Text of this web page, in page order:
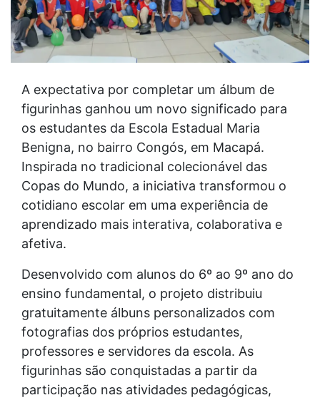
A expectativa por completar um álbum de
figurinhas ganhou um novo significado para
os estudantes da Escola Estadual Maria
Benigna, no bairro Congós, em Macapá.
Inspirada no tradicional colecionável das
Copas do Mundo, a iniciativa transformou o
cotidiano escolar em uma experiência de
aprendizado mais interativa, colaborativa e
afetiva.
Desenvolvido com alunos do 6º ao 9º ano do
ensino fundamental, o projeto distribuiu
gratuitamente álbuns personalizados com
fotografias dos próprios estudantes,
professores e servidores da escola. As
figurinhas são conquistadas a partir da
participação nas atividades pedagógicas,